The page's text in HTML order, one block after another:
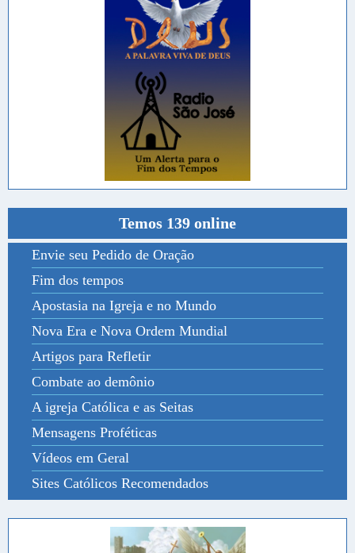
Temos 139 online
Envie seu Pedido de Oração
Fim dos tempos
Apostasia na Igreja e no Mundo
Nova Era e Nova Ordem Mundial
Artigos para Refletir
Combate ao demônio
A igreja Católica e as Seitas
Mensagens Proféticas
Vídeos em Geral
Sites Católicos Recomendados